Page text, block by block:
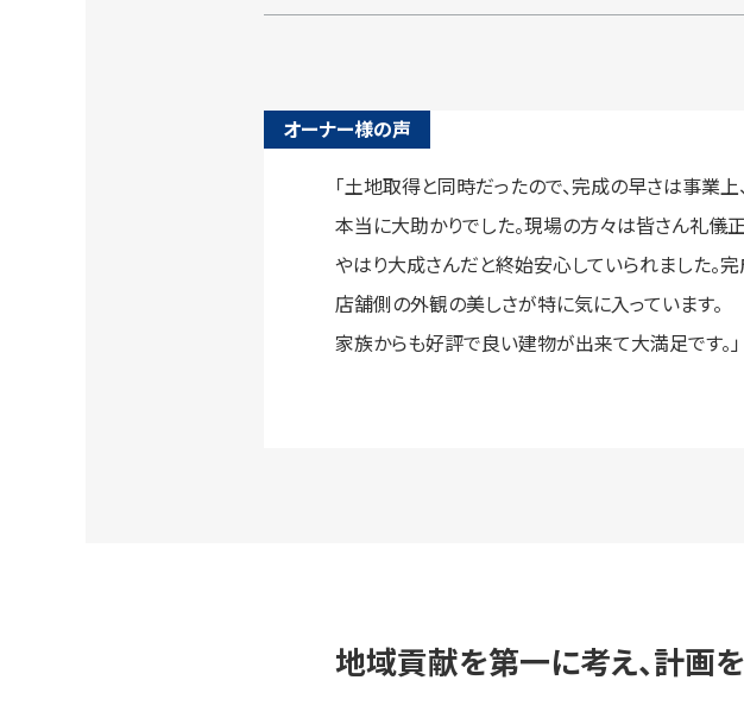
オーナー様の声
「土地取得と同時だったので、完成の早さは事業上
本当に大助かりでした。現場の方々は皆さん礼儀正
やはり大成さんだと終始安心していられました。完
店舗側の外観の美しさが特に気に入っています。
家族からも好評で良い建物が出来て大満足です。」
地域貢献を第一に考え、計画